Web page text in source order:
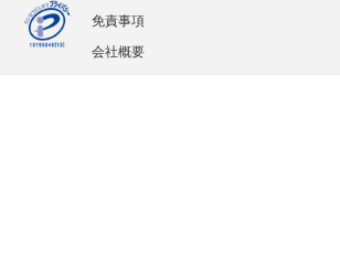
免責事項
会社概要